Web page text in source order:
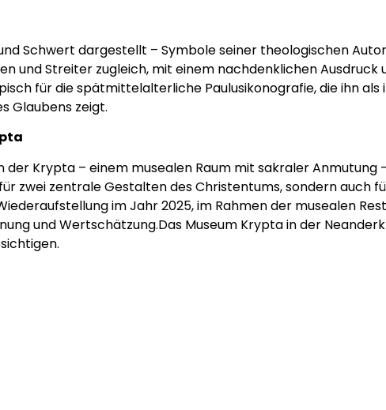
Schwert dargestellt – Symbole seiner theologischen
und Streiter zugleich, mit einem nachdenklichen
für die spätmittelalterliche Paulusikonografie, die ihn als
Glaubens zeigt.
der Krypta – einem musealen Raum mit sakraler
zwei zentrale Gestalten des Christentums, sondern auch
im Jahr 2025, im Rahmen der musealen
und Wertschätzung.Das Museum Krypta in der